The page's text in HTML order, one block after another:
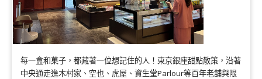
每一盒和菓子，都藏著一位想記住的人！東京銀座甜點散策，沿著
中央通走進木村家、空也、虎屋、資生堂Parlour等百年老舖與限